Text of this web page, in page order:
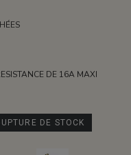
DE 16A MAXI
DE STOCK